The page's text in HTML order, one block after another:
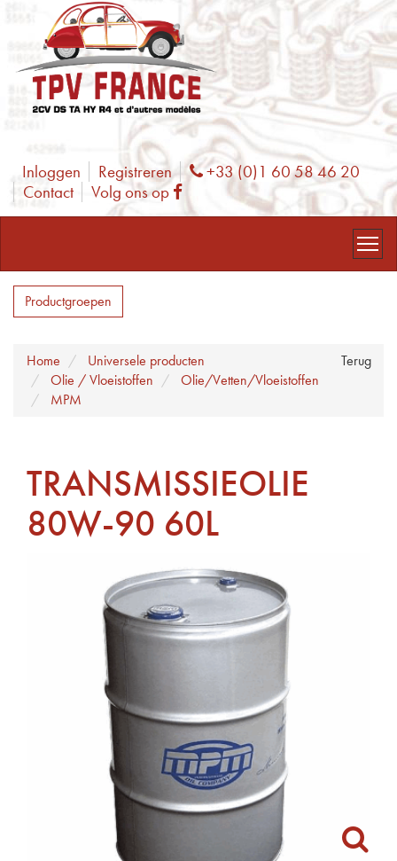
Inloggen Registreren Phone
+33 (0)1 60 58 46 20
Contact
Volg ons op Facebook
Productgroepen
Terug
Home
Universele producten
Olie / Vloeistoffen
Olie/Vetten/Vloeistoffen
MPM
TRANSMISSIEOLIE
80W-90 60L